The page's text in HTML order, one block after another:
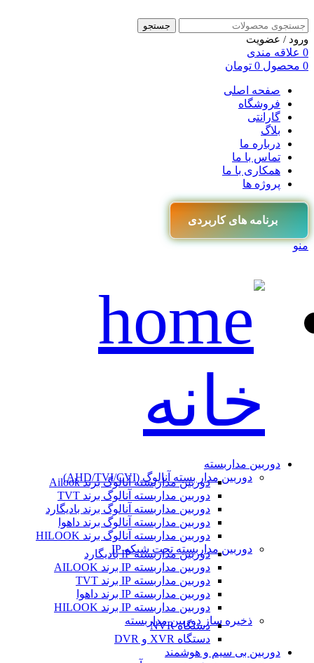
جستجو
ورود / عضویت
0 علاقه مندی
0 محصول 0 تومان
صفحه اصلی
فروشگاه
گارانتی
بلاگ
درباره ما
تماس با ما
همکاری با ما
پروژه ها
برنامه های کاربردی
منو
خانه
دوربین مداربسته
دوربین مدار بسته آنالوگ (AHD/TVI/CVI)
دوربین مداربسته آنالوگ برند Ailook
دوربین مداربسته آنالوگ برند TVT
دوربین مداربسته آنالوگ برند بادیگارد
دوربین مداربسته آنالوگ برند داهوا
دوربین مداربسته آنالوگ برند HILOOK
دوربین مداربسته تحت شبکه IP
دوربین مداربسته IP بادیگارد
دوربین مداربسته IP برند AILOOK
دوربین مداربسته IP برند TVT
دوربین مداربسته IP برند داهوا
دوربین مداربسته IP برند HILOOK
ذخیره ساز دوربین مداربسته
دستگاه NVR
دستگاه XVR و DVR
دوربین بی سیم و هوشمند